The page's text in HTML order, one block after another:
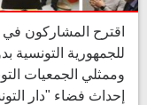
اقترح المشاركون
للجمهورية التونسية
وممثلي الجمعيات
إحداث فضاء "دار